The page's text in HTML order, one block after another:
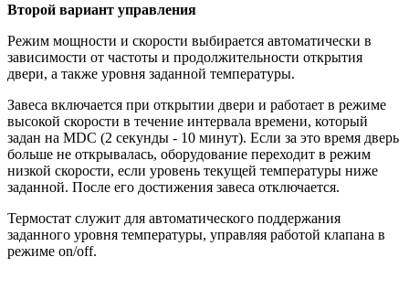
Второй вариант управления
Режим мощности и скорости выбирается автоматически в
зависимости от частоты и продолжительности открытия
двери, а также уровня заданной температуры.
Завеса включается при открытии двери и работает в режиме
высокой скорости в течение интервала времени, который
задан на MDC (2 секунды - 10 минут). Если за это время дверь
больше не открывалась, оборудование переходит в режим
низкой скорости, если уровень текущей температуры ниже
заданной. После его достижения завеса отключается.
Термостат служит для автоматического поддержания
заданного уровня температуры, управляя работой клапана в
режиме on/off.